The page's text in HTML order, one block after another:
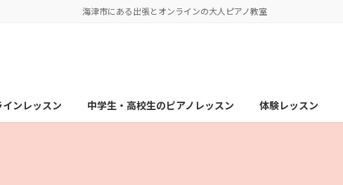
ス
キ
ン
に
海津市にある出張とオンラインの大人ピアノ教室
ンレッスン 中学生・高校生のピアノレッスン 体験レッスン